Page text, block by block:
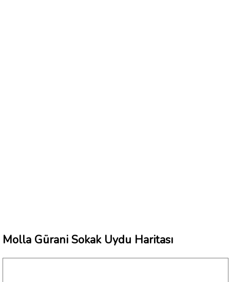
Molla Gürani Sokak Uydu Haritası